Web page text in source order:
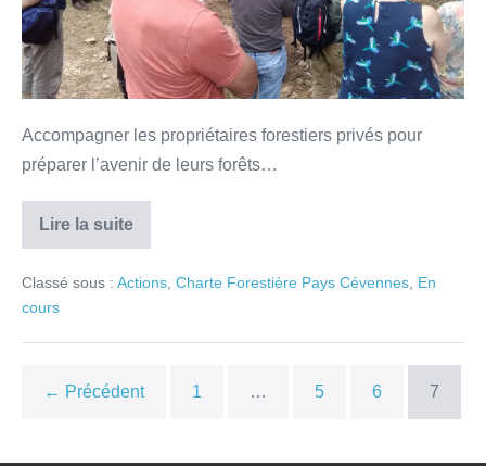
Accompagner les propriétaires forestiers privés pour
préparer l’avenir de leurs forêts…
Lire la suite
Classé sous : Actions Charte Forestière Pays Cévennes En
cours
← Précédent 1 … 5 6 7